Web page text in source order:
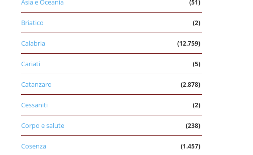
Asia e Oceania (51)
Briatico (2)
Calabria (12.759)
Cariati (5)
Catanzaro (2.878)
Cessaniti (2)
Corpo e salute (238)
Cosenza (1.457)